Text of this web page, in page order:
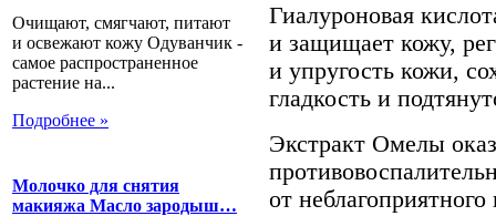
Очищают, смягчают, питают
и освежают кожу Одуванчик -
самое распространенное
растение на...
Подробнее »
Молочко для снятия
макияжа Масло зародыш…
Гиалуроновая
и защищает кожу,
и упругость кожи,
гладкость и
Экстракт Омелы
от